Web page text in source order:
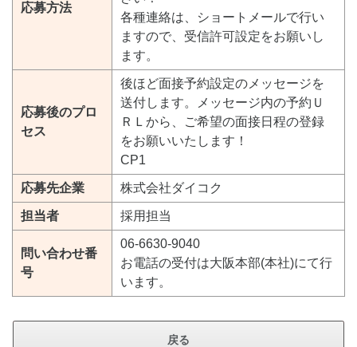
応募方法
各種連絡は、ショートメールで行い
ますので、受信許可設定をお願いし
ます。
応募後のプロ
セス
後ほど面接予約設定のメッセージを
送付します。メッセージ内の予約Ｕ
ＲＬから、ご希望の面接日程の登録
をお願いいたします！
CP1
応募先企業 株式会社ダイコク
担当者 採用担当
問い合わせ番
号
06-6630-9040
お電話の受付は大阪本部(本社)にて行
います。
戻る